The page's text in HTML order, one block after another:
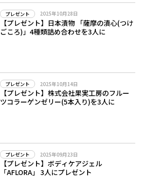
プレゼント 2025年10月28日
【プレゼント】日本漬物 「薩摩の漬心(つけ
ごころ)」4種類詰め合わせを3人に
プレゼント 2025年10月14日
【プレゼント】株式会社果実工房のフルー
ツコラーゲンゼリー(5本入り)を3人に
プレゼント 2025年09月23日
【プレゼント】ボディケアジェル
「AFLORA」 3人にプレゼント